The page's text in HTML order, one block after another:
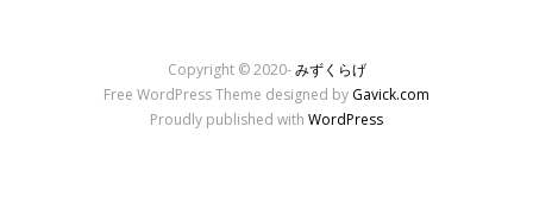
Copyright © 2020-みずくらげ
Free WordPress Theme designed by Gavick.com
Proudly published with WordPress